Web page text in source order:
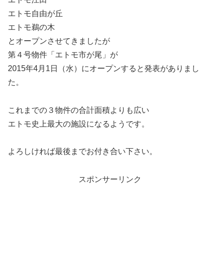
エトモ自由が丘
エトモ鵜の木
とオープンさせてきましたが
第４号物件「エトモ市が尾」が
2015年4月1日（水）にオープンすると発表がありまし
た。
これまでの３物件の合計面積よりも広い
エトモ史上最大の施設になるようです。
よろしければ最後までお付き合い下さい。
スポンサーリンク